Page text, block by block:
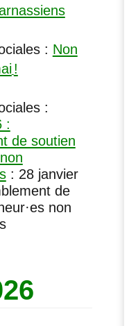
: Non
!
:
:
de soutien
: 28 janvier
de
·es non